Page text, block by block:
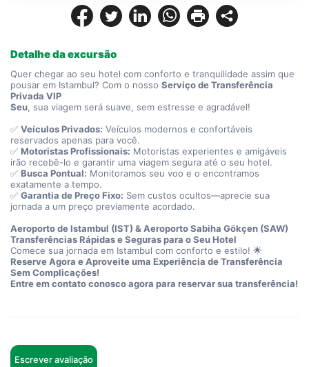
Detalhe da excursão
Quer chegar ao seu hotel com conforto e tranquilidade assim que
pousar em Istambul? Com o nosso Serviço de Transferência
Privada VIP
Seu, sua viagem será suave, sem estresse e agradável!
✅ Veículos Privados: Veículos modernos e confortáveis
reservados apenas para você.
✅ Motoristas Profissionais: Motoristas experientes e amigáveis
irão recebê-lo e garantir uma viagem segura até o seu hotel.
✅ Busca Pontual: Monitoramos seu voo e o encontramos
exatamente a tempo.
✅ Garantia de Preço Fixo: Sem custos ocultos—aprecie sua
jornada a um preço previamente acordado.
Aeroporto de Istambul (IST) & Aeroporto Sabiha Gökçen (SAW)
Transferências Rápidas e Seguras para o Seu Hotel
Comece sua jornada em Istambul com conforto e estilo! 🌟
Reserve Agora e Aproveite uma Experiência de Transferência
Sem Complicações!
Entre em contato conosco agora para reservar sua transferência!
Escrever avaliação